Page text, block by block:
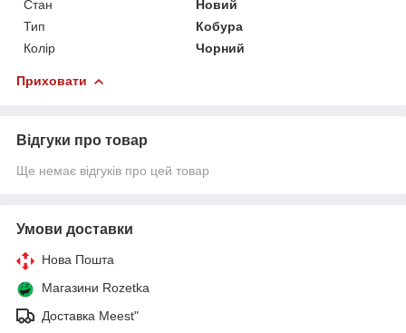
Стан
Новий
Тип
Кобура
Колір
Чорний
Приховати
Відгуки про товар
Ще немає відгуків про цей товар
Умови доставки
Нова Пошта
Магазини Rozetka
Доставка Meest"